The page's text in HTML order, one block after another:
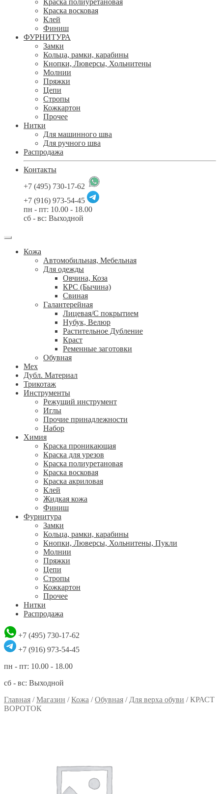
Краска полиуретановая
Краска восковая
Клей
Финиш
ФУРНИТУРА
Замки
Кольца, рамки, карабины
Кнопки, Люверсы, Хольнитены
Молнии
Пряжки
Цепи
Стропы
Кожкартон
Прочее
Нитки
Для машинного шва
Для ручного шва
Распродажа
Контакты
+7 (495) 730-17-62
+7 (916) 973-54-45
пн - пт: 10.00 - 18.00
сб - вс: Выходной
Кожа
Автомобильная, Мебельная
Для одежды
Овчина, Коза
КРС (Бычина)
Свиная
Галантерейная
Лицевая/С покрытием
Нубук, Велюр
Растительное Дубление
Краст
Ременные заготовки
Обувная
Мех
Дубл. Материал
Трикотаж
Инструменты
Режущий инструмент
Иглы
Прочие принадлежности
Набор
Химия
Краска проникающая
Краска для урезов
Краска полиуретановая
Краска восковая
Краска акриловая
Клей
Жидкая кожа
Финиш
Фурнитура
Замки
Кольца, рамки, карабины
Кнопки, Люверсы, Хольнитены, Пукли
Молнии
Пряжки
Цепи
Стропы
Кожкартон
Прочее
Нитки
Распродажа
+7 (495) 730-17-62
+7 (916) 973-54-45
пн - пт: 10.00 - 18.00
сб - вс: Выходной
Главная /Магазин /Кожа /Обувная / Для верха обуви /КРАСТ
ВОРОТОК